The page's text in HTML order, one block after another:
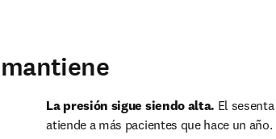
La presión sigue siendo alta. El
atiende a más pacientes que hace un año.